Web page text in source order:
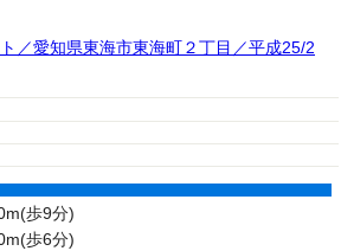
／愛知県東海市東海町２丁目／平成25/2
歩9分)
歩6分)